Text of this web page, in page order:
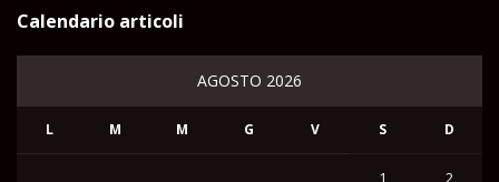
Calendario articoli
AGOSTO 2026
L M M G V S D
1 2